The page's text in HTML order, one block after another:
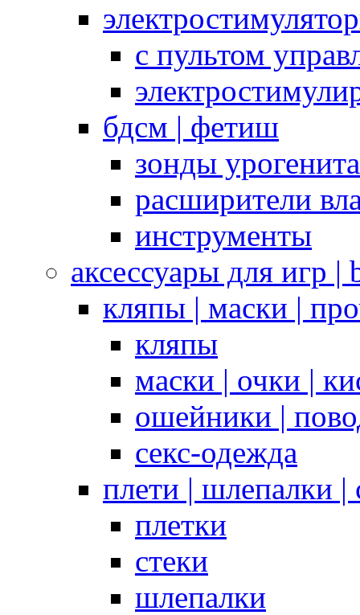
с пультом
бдсм | фетиш
зонды
расширители
инструменты
аксессуары для игр |
кляпы | маски |
кляпы
маски | очки |
ошейники |
секс-одежда
плети | шлепалки |
плетки
стеки
шлепалки